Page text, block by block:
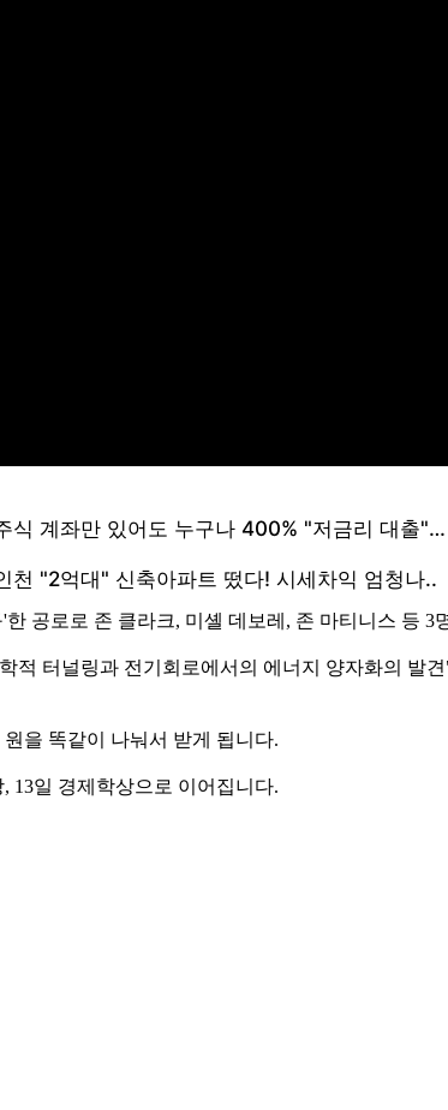
공로로 존 클라크, 미셸 데보레, 존 마티니스 등 3
적 터널링과 전기회로에서의 에너지 양자화의 발
을 똑같이 나눠서 받게 됩니다.
13일 경제학상으로 이어집니다.